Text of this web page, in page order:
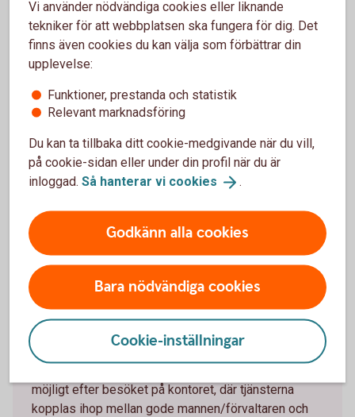
papper/behörighetshandlingar:
- Registerutdrag om godmanskap från en
överförmyndare
Dokumenten kan vara kopior.
Frågor kring ansökningsprocessen?
Om du har frågor rörande ansökningsprocessen -
vänligen kontakta överförmyndaren i huvudmannens
Göra ärenden åt huvudmannen
I första hand rekommenderar vi dig som är god man
eller förvaltare att göra ärenden åt huvudmannen,
möjligt efter besöket på kontoret, där tjänsterna
kopplas ihop mellan gode mannen/förvaltaren och
Vi använder nödvändiga cookies eller liknande
tekniker för att webbplatsen ska fungera för dig. Det
finns även cookies du kan välja som förbättrar din
upplevelse:
Funktioner, prestanda och statistik
Relevant marknadsföring
Du kan ta tillbaka ditt cookie-medgivande när du vill,
på cookie-sidan eller under din profil när du är
inloggad. Så hanterar vi cookies .
Godkänn alla cookies
Bara nödvändiga cookies
Cookie-inställningar